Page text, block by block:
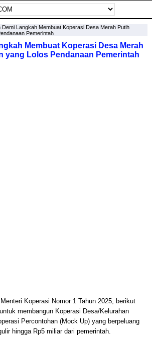
Demi Langkah Membuat Koperasi Desa Merah Putih
Pemerintah
Membuat Koperasi Desa Merah
yang Lolos Pendanaan Pemerintah
Koperasi Nomor 1 Tahun 2025, berikut
membangun Koperasi Desa/Kelurahan
Percontohan (Mock Up) yang berpeluang
hingga Rp5 miliar dari pemerintah.